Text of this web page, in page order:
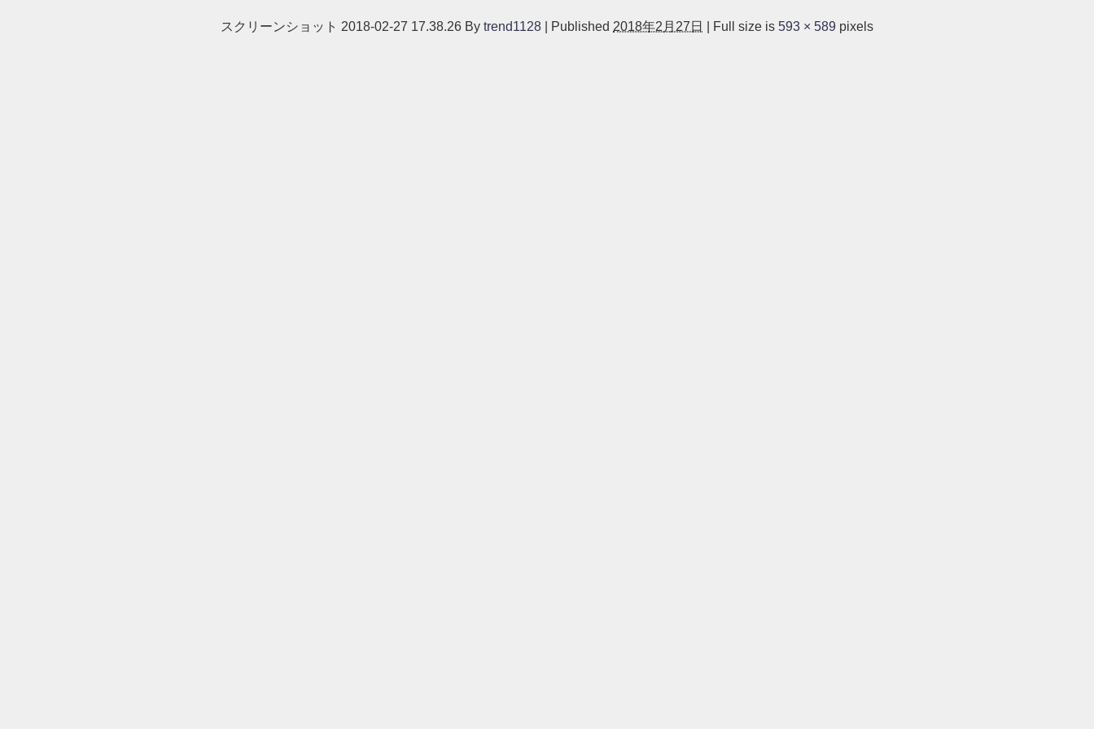
スクリーンショット 2018-02-27 17.38.26 By trend1128 Published 2018年2月27日 Full size is 593 × 589 pixels